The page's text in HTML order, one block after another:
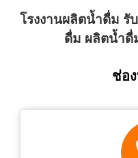
โรงงานผลิตน้ำดื่ม
ดื่ม ผลิตน้ำ
ช่อ